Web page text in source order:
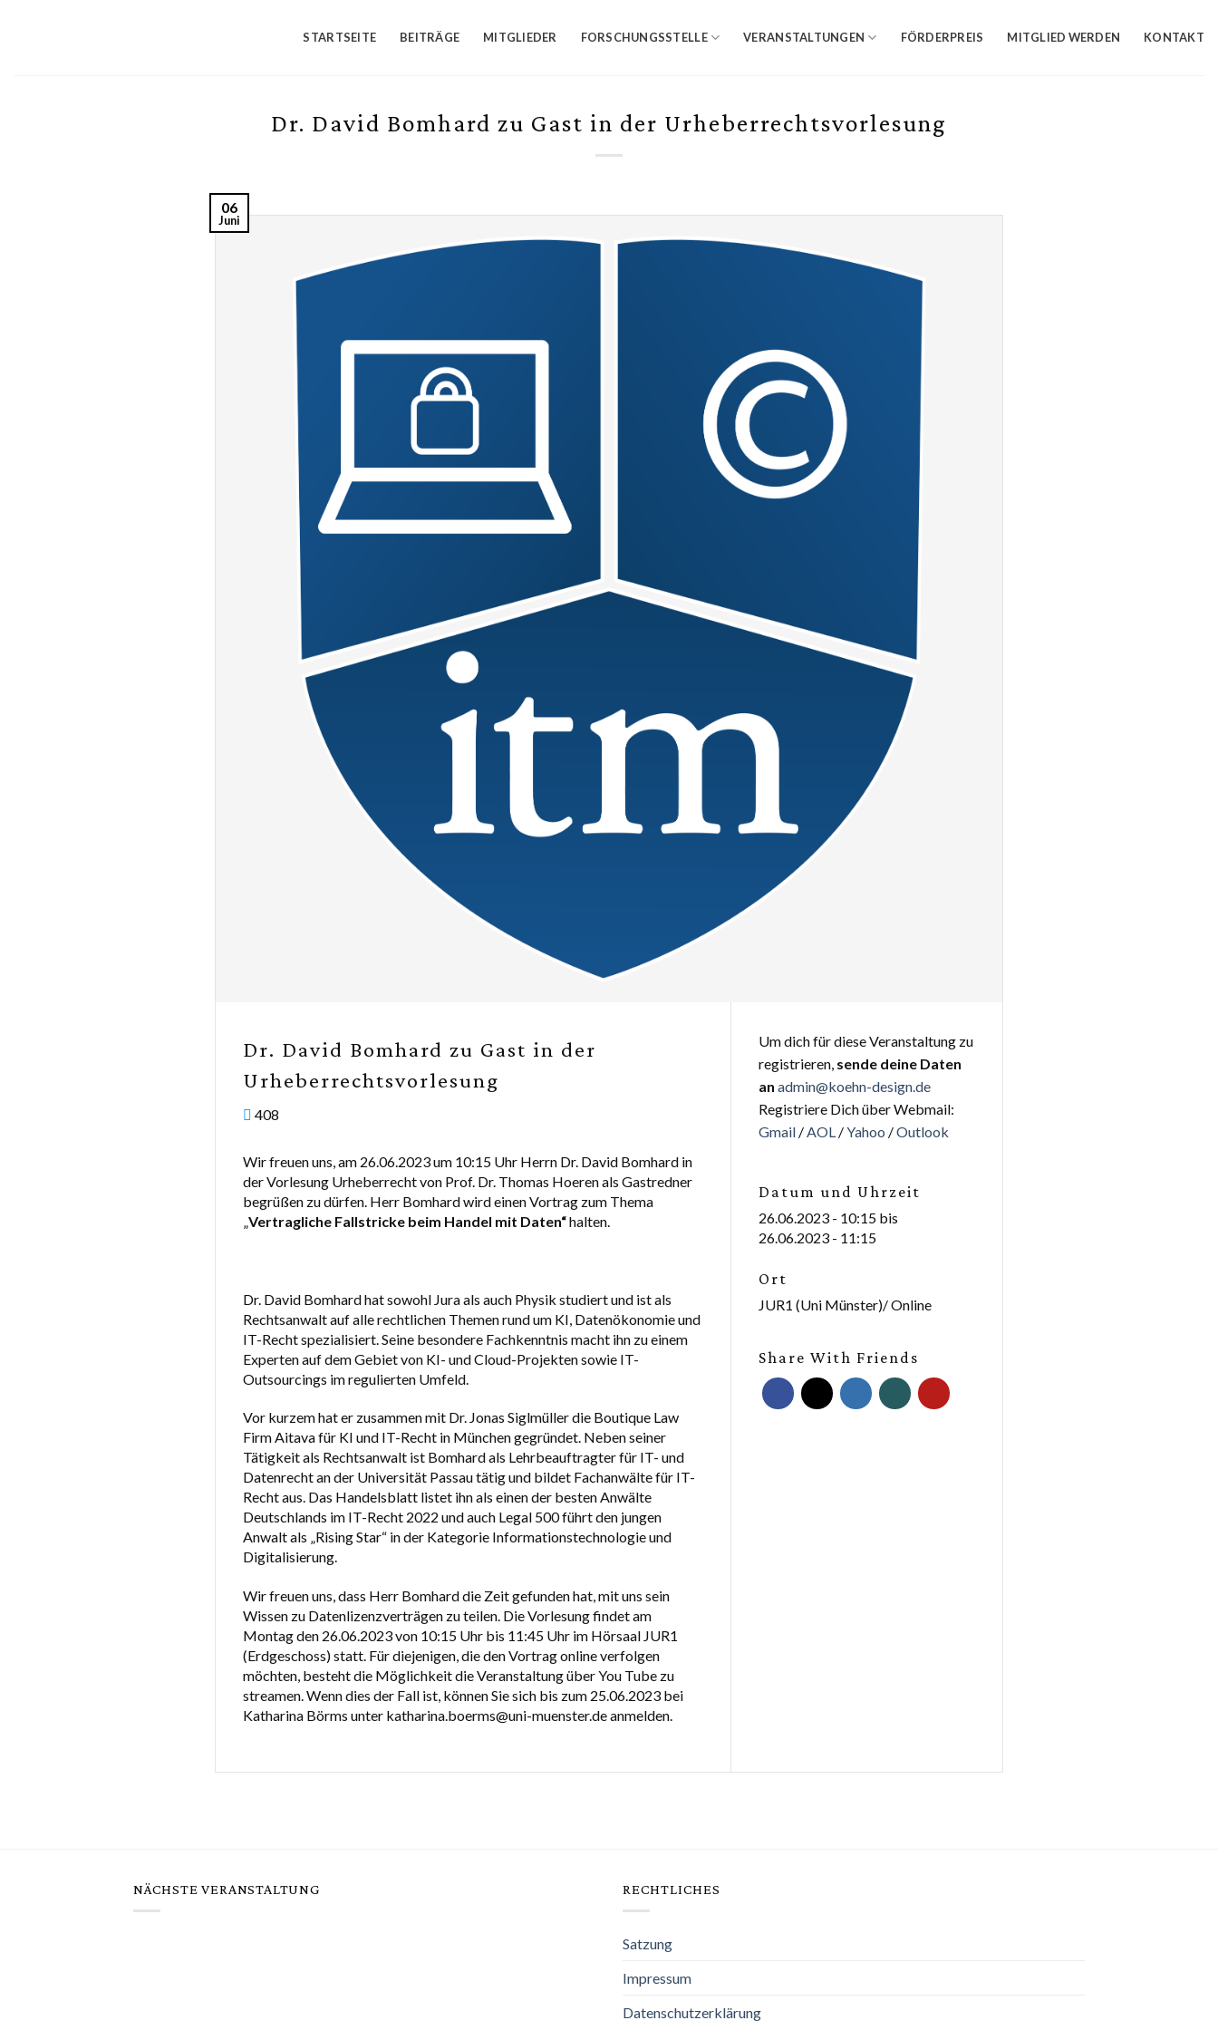
STARTSEITE BEITRÄGE MITGLIEDER FORSCHUNGSSTELLE VERANSTALTUNGEN FÖRDERPREIS MITGLIED WERDEN KONTAKT
Dr. David Bomhard zu Gast in der Urheberrechtsvorlesung
06
Juni
Dr. David Bomhard zu Gast in der
Urheberrechtsvorlesung
408
Wir freuen uns, am 26.06.2023 um 10:15 Uhr Herrn Dr. David Bomhard in
der Vorlesung Urheberrecht von Prof. Dr. Thomas Hoeren als Gastredner
begrüßen zu dürfen. Herr Bomhard wird einen Vortrag zum Thema
„Vertragliche Fallstricke beim Handel mit Daten“halten.
Dr. David Bomhard hat sowohl Jura als auch Physik studiert und ist als
Rechtsanwalt auf alle rechtlichen Themen rund um KI, Datenökonomie und
IT-Recht spezialisiert. Seine besondere Fachkenntnis macht ihn zu einem
Experten auf dem Gebiet von KI- und Cloud-Projekten sowie IT-
Outsourcings im regulierten Umfeld.
Vor kurzem hat er zusammen mit Dr. Jonas Siglmüller die Boutique Law
Firm Aitava für KI und IT-Recht in München gegründet. Neben seiner
Tätigkeit als Rechtsanwalt ist Bomhard als Lehrbeauftragter für IT- und
Datenrecht an der Universität Passau tätig und bildet Fachanwälte für IT-
Recht aus. Das Handelsblatt listet ihn als einen der besten Anwälte
Deutschlands im IT-Recht 2022 und auch Legal 500 führt den jungen
Anwalt als „Rising Star“ in der Kategorie Informationstechnologie und
Digitalisierung.
Wir freuen uns, dass Herr Bomhard die Zeit gefunden hat, mit uns sein
Wissen zu Datenlizenzverträgen zu teilen. Die Vorlesung findet am
Montag den 26.06.2023 von 10:15 Uhr bis 11:45 Uhr im Hörsaal JUR1
(Erdgeschoss) statt. Für diejenigen, die den Vortrag online verfolgen
möchten, besteht die Möglichkeit die Veranstaltung über You Tube zu
streamen. Wenn dies der Fall ist, können Sie sich bis zum 25.06.2023 bei
Katharina Börms unter katharina.boerms@uni-muenster.de anmelden.
Um dich für diese Veranstaltung zu
registrieren, sende deine Daten
an admin@koehn-design.de
Registriere Dich über Webmail:
Gmail /AOL /Yahoo /Outlook
Datum und Uhrzeit
26.06.2023 - 10:15 bis
26.06.2023 - 11:15
Ort
JUR1 (Uni Münster)/ Online
Share With Friends
NÄCHSTE VERANSTALTUNG RECHTLICHES
Satzung
Impressum
Datenschutzerklärung